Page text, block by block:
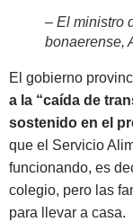
– El ministro
bonaerense,
El gobierno
a la “caída de
sostenido en el
que el Servicio
funcionando, es
colegio, pero las
para llevar a casa.